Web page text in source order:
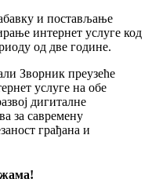
и постављање
интернет услуге код
од две године.
Зворник преузеће
услуге на обе
дигиталне
за савремену
грађана и